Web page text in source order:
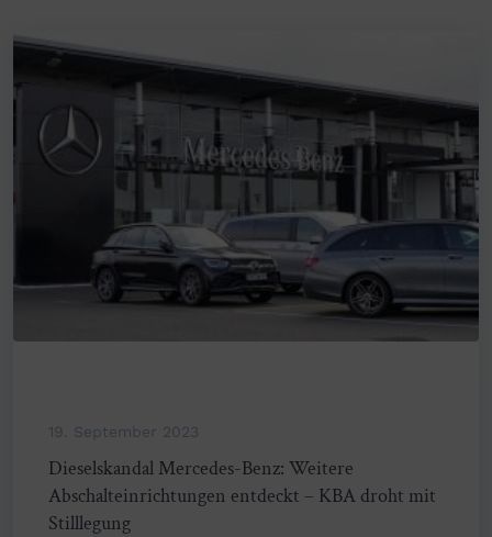
19. September 2023
Dieselskandal Mercedes-Benz: Weitere
Abschalteinrichtungen entdeckt – KBA droht mit
Stilllegung